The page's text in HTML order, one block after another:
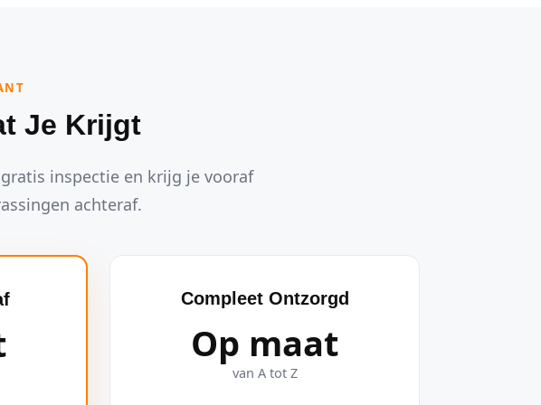
Je Krijgt
inspectie en krijg je vooraf
achteraf.
Compleet Ontzorgd
Op maat
van A tot Z